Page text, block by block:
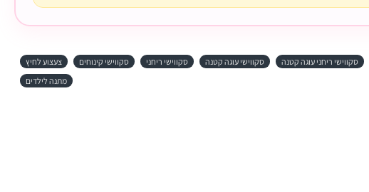
סקווישי ריחני עוגה קטנה סקווישי עוגה קטנה סקווישי ריחני סקווישי קינוחים
צעצוע לחיץ
מתנה לילדים